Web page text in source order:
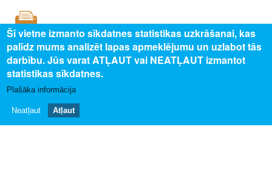
SAISTĪTAIS SATURS
Uz profesijas aprakstu
PAR MUMS
Šī vietne izmanto sīkdatnes statistikas uzkrāšanai, kas
palīdz mums analizēt lapas apmeklējumu un uzlabot tās
darbību. Jūs varat ATĻAUT vai NEATĻAUT izmantot
statistikas sīkdatnes.
Plašāka informācija
Neatļaut Atļaut